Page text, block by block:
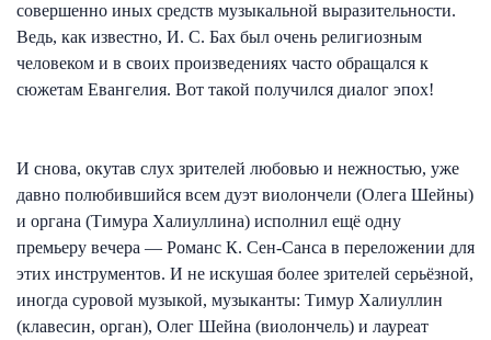
совершенно иных средств музыкальной выразительности.
Ведь, как известно, И. С. Бах был очень религиозным
человеком и в своих произведениях часто обращался к
сюжетам Евангелия. Вот такой получился диалог эпох!
И снова, окутав слух зрителей любовью и нежностью, уже
давно полюбившийся всем дуэт виолончели (Олега Шейны)
и органа (Тимура Халиуллина) исполнил ещё одну
премьеру вечера — Романс К. Сен-Санса в переложении для
этих инструментов. И не искушая более зрителей серьёзной,
иногда суровой музыкой, музыканты: Тимур Халиуллин
(клавесин, орган), Олег Шейна (виолончель) и лауреат